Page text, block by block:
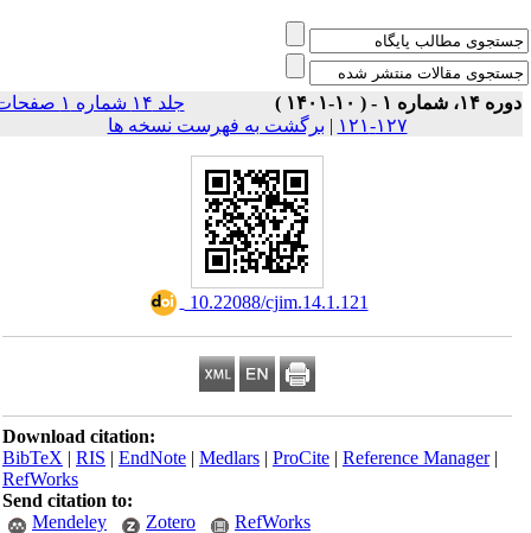
۱۴، شماره ۱ - ( ۱۰-۱۴۰۱ )
جلد ۱۴ شماره ۱ صفحات
۱۲۷-۱۲۱
| برگشت به فهرست نسخه ها
‎ 10.22088/cjim.14.1.121
Download citation:
BibTeX|RIS|EndNote|Medlars|ProCite|Reference Manager
RefWorks
Send citation to:
Mendeley
Zotero RefWorks